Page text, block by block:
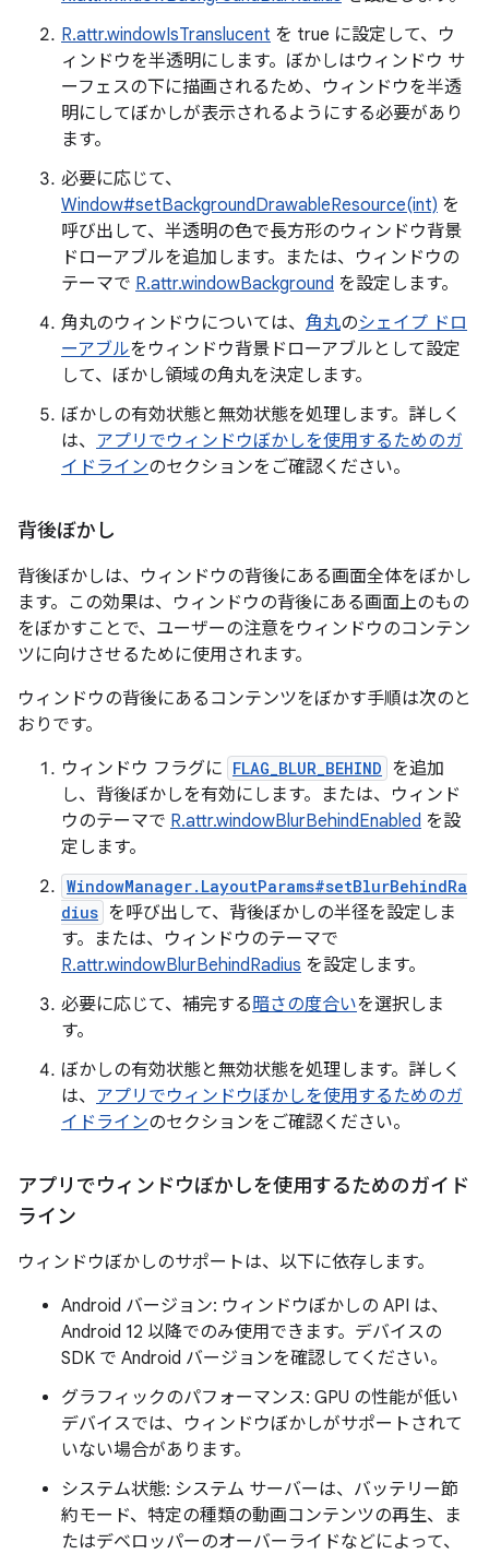
R.attr.windowIsTranslucent を true に設定して、ウ
ィンドウを半透明にします。ぼかしはウィンドウ サ
ーフェスの下に描画されるため、ウィンドウを半透
明にしてぼかしが表示されるようにする必要があり
ます。
必要に応じて、
Window#setBackgroundDrawableResource(int) を
呼び出して、半透明の色で長方形のウィンドウ背景
ドローアブルを追加します。または、ウィンドウの
テーマで R.attr.windowBackground を設定します。
角丸のウィンドウについては、 角丸のシェイプ ドロ
ーアブルをウィンドウ背景ドローアブルとして設定
して、ぼかし領域の角丸を決定します。
ぼかしの有効状態と無効状態を処理します。詳しく
は、 アプリでウィンドウぼかしを使用するためのガ
イドラインのセクションをご確認ください。
背後ぼかし
背後ぼかしは、ウィンドウの背後にある画面全体をぼかし
ます。この効果は、ウィンドウの背後にある画面上のもの
をぼかすことで、ユーザーの注意をウィンドウのコンテン
ツに向けさせるために使用されます。
ウィンドウの背後にあるコンテンツをぼかす手順は次のと
おりです。
ウィンドウ フラグに FLAG_BLUR_BEHIND を追加
し、背後ぼかしを有効にします。または、ウィンド
ウのテーマで R.attr.windowBlurBehindEnabled を設
定します。
WindowManager.LayoutParams#setBlurBehindRa
dius を呼び出して、背後ぼかしの半径を設定しま
す。または、ウィンドウのテーマで
R.attr.windowBlurBehindRadius を設定します。
必要に応じて、補完する暗さの度合いを選択しま
す。
ぼかしの有効状態と無効状態を処理します。詳しく
は、 アプリでウィンドウぼかしを使用するためのガ
イドラインのセクションをご確認ください。
アプリでウィンドウぼかしを使用するためのガイド
ライン
ウィンドウぼかしのサポートは、以下に依存します。
Android バージョン: ウィンドウぼかしの API は、
Android 12 以降でのみ使用できます。デバイスの
SDK で Android バージョンを確認してください。
グラフィックのパフォーマンス: GPU の性能が低い
デバイスでは、ウィンドウぼかしがサポートされて
いない場合があります。
システム状態: システム サーバーは、バッテリー節
約モード、特定の種類の動画コンテンツの再生、ま
たはデベロッパーのオーバーライドなどによって、